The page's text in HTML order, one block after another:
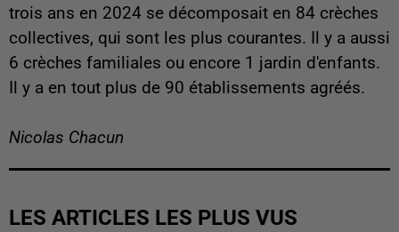
trois ans en 2024 se décomposait en 84 crèches
collectives, qui sont les plus courantes. Il y a aussi
6 crèches familiales ou encore 1 jardin d'enfants.
Il y a en tout plus de 90 établissements agréés.
Nicolas Chacun
LES ARTICLES LES PLUS VUS